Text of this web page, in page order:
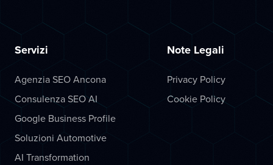
Servizi
Agenzia SEO Ancona
Consulenza SEO AI
Google Business Profile
Soluzioni Automotive
AI Transformation
Note Legali
Privacy Policy
Cookie Policy